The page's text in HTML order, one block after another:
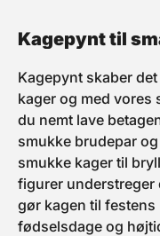
Kagepynt til
Kagepynt skaber
kager og med vores
du nemt lave
smukke brudepar
smukke kager til
figurer understreger
gør kagen til
fødselsdage og